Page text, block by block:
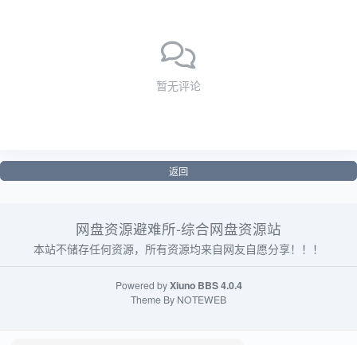
暂无评论
返回
网盘资源避难所-综合网盘资源站
本站不储存任何资源，所有资源均来自网友自愿分享！！！
Powered byXiuno BBS4.0.4
Theme By NOTEWEB